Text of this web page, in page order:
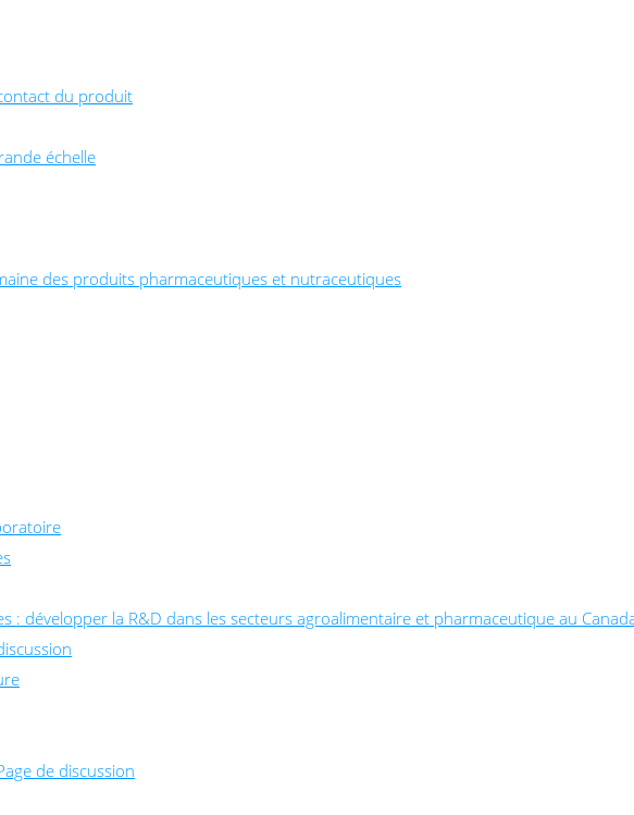
du produit
échelle
des produits pharmaceutiques et nutraceutiques
: développer la R&D dans les secteurs agroalimentaire et pharmaceutique au
de discussion